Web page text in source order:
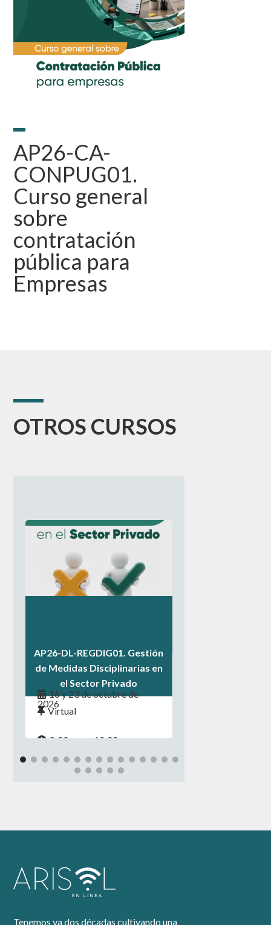
AP26-CA-
CONPUG01.
Curso general
sobre
contratación
pública para
Empresas
OTROS CURSOS
AP26-DL-REGDIG01. Gestión
de Medidas Disciplinarias en
el Sector Privado
Virtual
8:00 a.m. - 12:00 p.m.
16 y 23 de octubre de
2026
Tenemos ya dos décadas cultivando una